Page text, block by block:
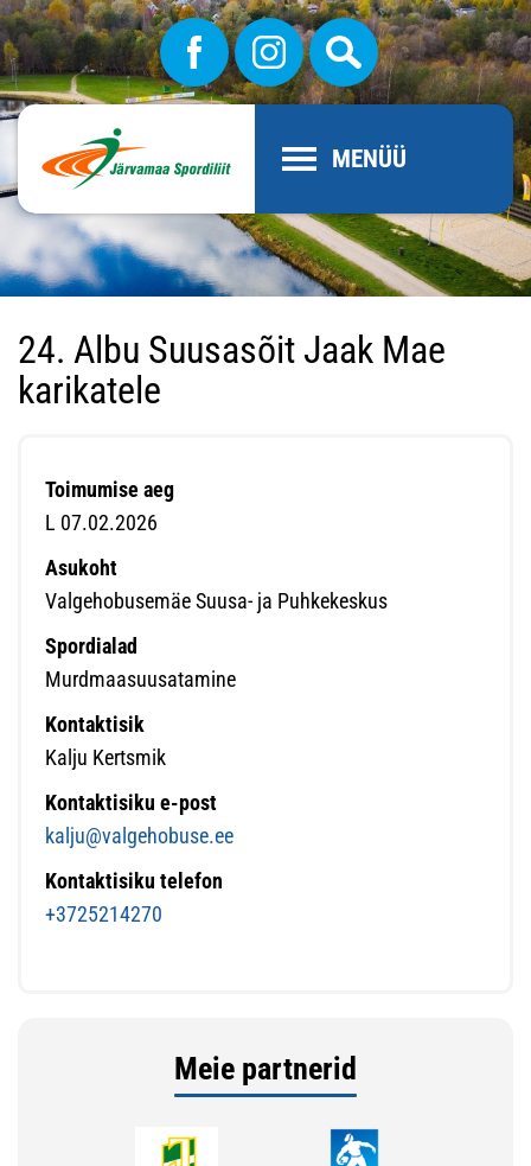
MENÜÜ
24. Albu Suusasõit Jaak Mae
karikatele
Toimumise aeg
L 07.02.2026
Asukoht
Valgehobusemäe Suusa- ja Puhkekeskus
Spordialad
Murdmaasuusatamine
Kontaktisik
Kalju Kertsmik
Kontaktisiku e-post
kalju@valgehobuse.ee
Kontaktisiku telefon
+3725214270
Meie partnerid